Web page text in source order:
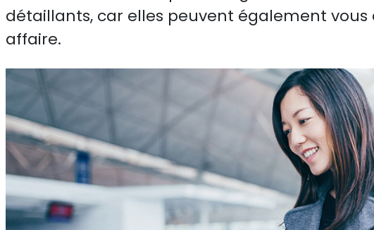
détaillants, car elles peuvent également
affaire.